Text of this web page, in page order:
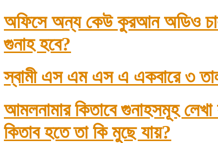
অফিসে অন্য কেউ কুরআন অডিও
গুনাহ হবে?
স্বামী এস এম এস এ একবারে ৩
আমলনামার কিতাবে গুনাহসমূহ
কিতাব হতে তা কি মুছে যায়?